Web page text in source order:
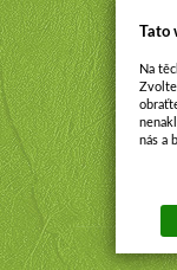
Na
Zvolte
nás a